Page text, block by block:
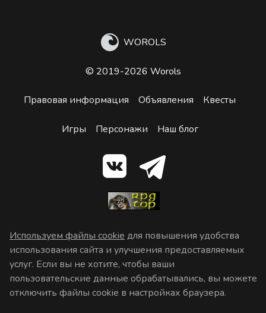
WOROLS
© 2019-2026 Worols
Правовая информация Объявления Квесты
Игры Персонажи Наш блог
Используем файлы cookie для повышения удобства
использования сайта и улучшения предоставляемых
услуг. Если вы не хотите, чтобы ваши
пользовательские данные обрабатывались, вы можете
отключить файлы cookie в настройках браузера.